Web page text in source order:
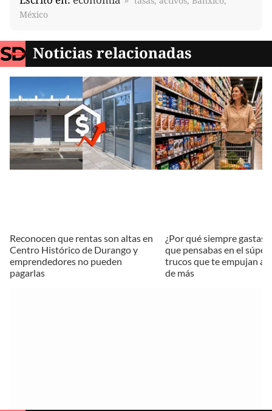
México
Noticias relacionadas
Reconocen que rentas son altas en
Centro Histórico de Durango y
emprendedores no pueden
pagarlas
¿Por qué siempre gastas
que pensabas en el
trucos que te empujan a
de más